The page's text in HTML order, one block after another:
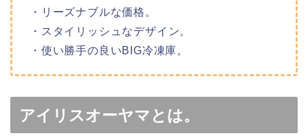
・リーズナブルな価格。
・スタイリッシュなデザイン。
・使い勝手の良いBIG冷凍庫。
アイリスオーヤマとは。